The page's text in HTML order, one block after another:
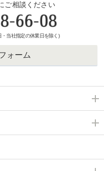
ご相談ください
当社指定の休業日を除く)
ォーム